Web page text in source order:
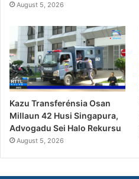
August 5, 2026
Kazu Transferénsia Osan
Millaun 42 Husi Singapura,
Advogadu Sei Halo Rekursu
August 5, 2026